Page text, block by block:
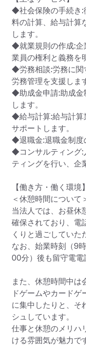
◆社会保険の手続き:
料の計算、給与計算
します。
◆就業規則の作成:企
業員の権利と義務を
◆労務相談:労務に関
労務管理を支援しま
◆助成金申請:助成金
します。
◆給与計算:給与計算
サポートします。
◆退職金:退職金制度
◆コンサルティング:
ティングを行い、企
【働き方・働く環境】
＜休憩時間について
当法人では、お昼休
確保されており、電
くりと過ごしていた
なお、始業時刻（9
00分）後も留守電電
また、休憩時間中は
ドゲームやカード
に集中したりと、そ
シュしています。
仕事と休憩のメリハ
ける雰囲気が魅力で